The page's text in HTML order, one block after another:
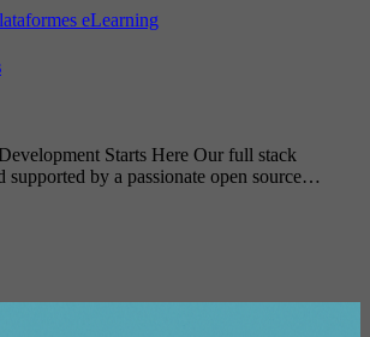
eLearning
Starts Here Our full stack
supported by a passionate open source…